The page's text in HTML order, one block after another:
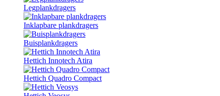
Legplankdragers
Inklapbare plankdragers
Buisplankdragers
Hettich Innotech Atira
Hettich Quadro Compact